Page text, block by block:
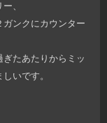
、
ンクにカウンター
たあたりからミッ
いです。